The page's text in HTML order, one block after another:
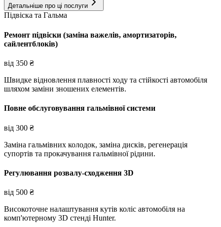
Детальніше про ці послуги
Підвіска та Гальма
Ремонт підвіски (заміна важелів, амортизаторів,
сайлентблоків)
від 350 ₴
Швидке відновлення плавності ходу та стійкості автомобіля
шляхом заміни зношених елементів.
Повне обслуговування гальмівної системи
від 300 ₴
Заміна гальмівних колодок, заміна дисків, регенерація
супортів та прокачування гальмівної рідини.
Регулювання розвалу-сходження 3D
від 500 ₴
Високоточне налаштування кутів коліс автомобіля на
комп'ютерному 3D стенді Hunter.